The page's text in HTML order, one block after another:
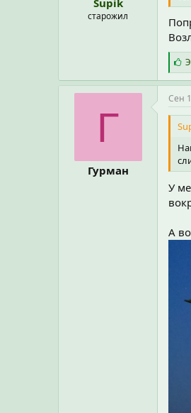
старожил
С
и
м
п
а
т
и
:
Г
Гурман
Сен
У
А